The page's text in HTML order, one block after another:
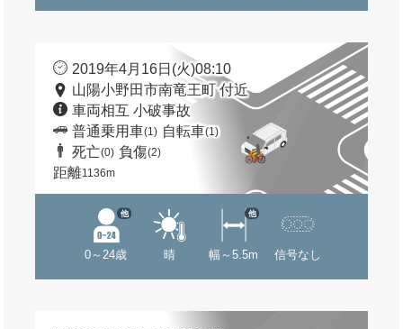
2019年4月16日(火)08:10
山陽小野田市南竜王町 付近
車両相互 小破事故
普通乗用車(1) 自転車(1)
死亡(0) 負傷(2)
距離1136m
0～24歳
他
晴 幅～5.5m
他
信号なし